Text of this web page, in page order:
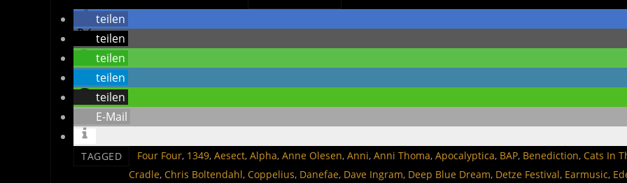
teilen
teilen
teilen
teilen
teilen
E-Mail
TAGGED ‎ Four Four, 1349, Aesect, Alpha, Anne Olesen, Anni, Anni Thoma, Apocalyptica, BAP, Benediction, Cats In
Cradle, Chris Boltendahl, Coppelius, Danefae, Dave Ingram, Deep Blue Dream, Detze Festival, Earmusic,